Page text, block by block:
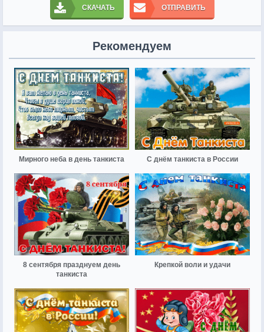
СКАЧАТЬ ОТПРАВИТЬ
Рекомендуем
Мирного неба в день танкиста С днём танкиста в России
8 сентября празднуем день
танкиста
Крепкой воли и удачи